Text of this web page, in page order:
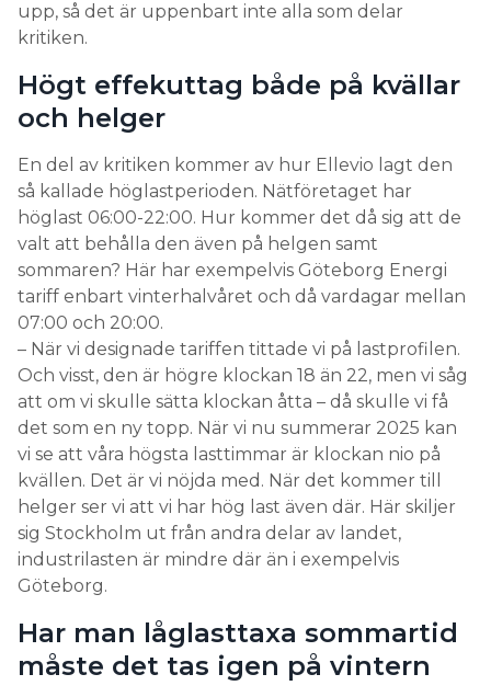
upp, så det är uppenbart inte alla som delar
kritiken.
Högt effekuttag både på kvällar
och helger
En del av kritiken kommer av hur Ellevio lagt den
så kallade höglastperioden. Nätföretaget har
höglast 06:00-22:00. Hur kommer det då sig att de
valt att behålla den även på helgen samt
sommaren? Här har exempelvis Göteborg Energi
tariff enbart vinterhalvåret och då vardagar mellan
07:00 och 20:00.
– När vi designade tariffen tittade vi på lastprofilen.
Och visst, den är högre klockan 18 än 22, men vi såg
att om vi skulle sätta klockan åtta – då skulle vi få
det som en ny topp. När vi nu summerar 2025 kan
vi se att våra högsta lasttimmar är klockan nio på
kvällen. Det är vi nöjda med. När det kommer till
helger ser vi att vi har hög last även där. Här skiljer
sig Stockholm ut från andra delar av landet,
industrilasten är mindre där än i exempelvis
Göteborg.
Har man låglasttaxa sommartid
måste det tas igen på vintern